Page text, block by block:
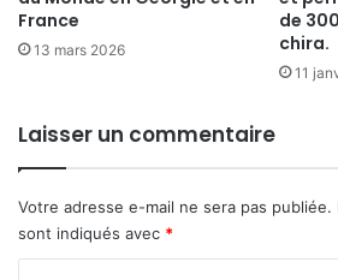
France
13 mars 2026
de
chira.
11
Laisser un commentaire
Votre adresse e-mail ne sera pas publiée.
sont indiqués avec *